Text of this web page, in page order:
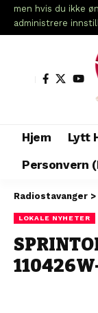
men hvis du ikke
administrere
Hjem Lytt
Personvern
Radiostavanger >
LOKALE NYHETER